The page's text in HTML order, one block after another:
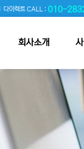
다이렉트 CALL : 010-
회사소개